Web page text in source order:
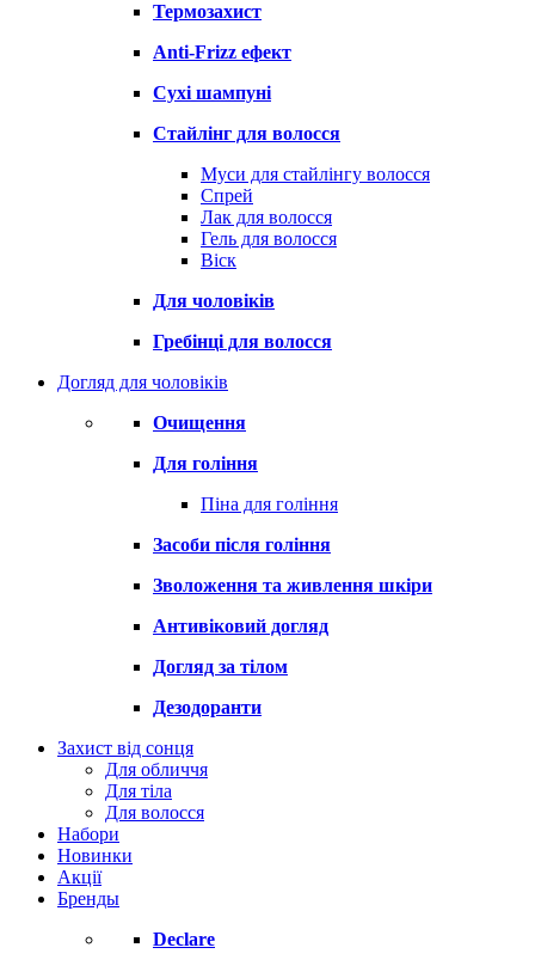
Термозахист
Anti-Frizz ефект
Сухі шампуні
Стайлінг для волосся
Муси для стайлінгу волосся
Спрей
Лак для волосся
Гель для волосся
Віск
Для чоловіків
Гребінці для волосся
Догляд для чоловіків
Очищення
Для гоління
Піна для гоління
Засоби після гоління
Зволоження та живлення шкіри
Антивіковий догляд
Догляд за тілом
Дезодоранти
Захист від сонця
Для обличчя
Для тіла
Для волосся
Набори
Новинки
Акції
Бренды
Declare